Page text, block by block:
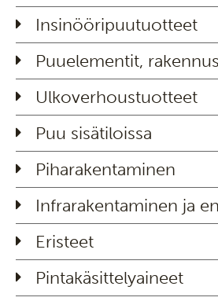
Insinööripuutuotteet
Puuelementit,
Ulkoverhoustuotteet
Puu sisätiloissa
Piharakentaminen
Infrarakentaminen ja
Eristeet
Pintakäsittelyaineet